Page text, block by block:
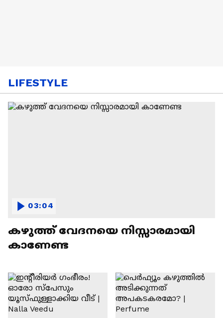
LIFESTYLE
കഴുത്ത് വേദനയെ നിസ്സാരമായി
കാണേണ്ട
03:04